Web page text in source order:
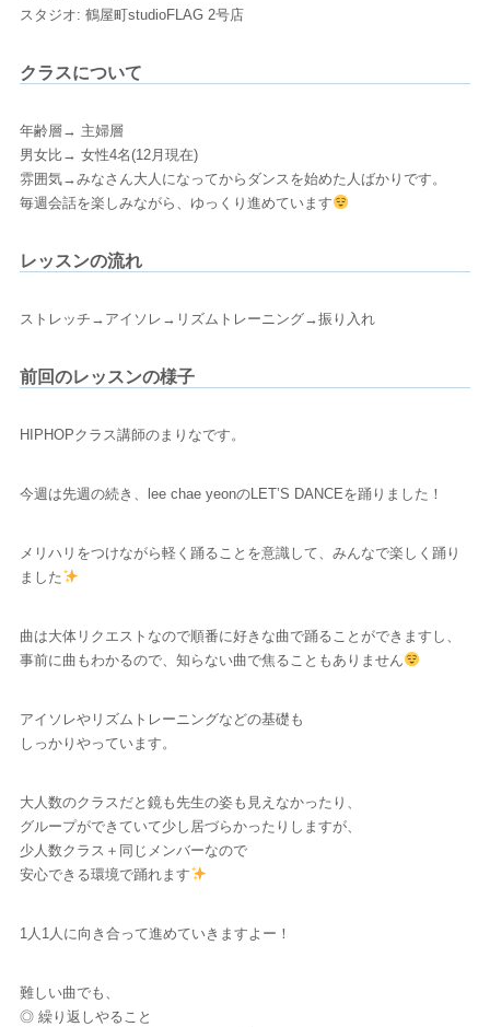
スタジオ: 鶴屋町studioFLAG 2号店
クラスについて
年齢層→ 主婦層
男女比→ 女性4名(12月現在)
雰囲気→みなさん大人になってからダンスを始めた人ばかりです。
毎週会話を楽しみながら、ゆっくり進めています
レッスンの流れ
ストレッチ→アイソレ→リズムトレーニング→振り入れ
前回のレッスンの様子
HIPHOPクラス講師のまりなです。
今週は先週の続き、lee chae yeonのLET’S DANCEを踊りました！
メリハリをつけながら軽く踊ることを意識して、みんなで楽しく踊り
ました
曲は大体リクエストなので順番に好きな曲で踊ることができますし、
事前に曲もわかるので、知らない曲で焦ることもありません
アイソレやリズムトレーニングなどの基礎も
しっかりやっています。
大人数のクラスだと鏡も先生の姿も見えなかったり、
グループができていて少し居づらかったりしますが、
少人数クラス＋同じメンバーなので
安心できる環境で踊れます
1人1人に向き合って進めていきますよー！
難しい曲でも、
◎ 繰り返しやること